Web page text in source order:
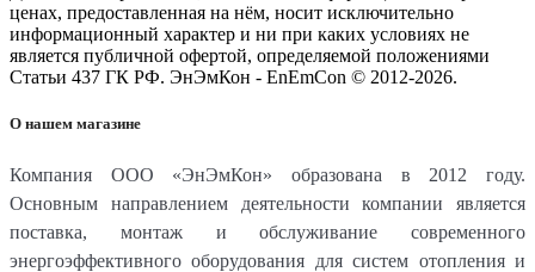
ценах, предоставленная на нём, носит исключительно
информационный характер и ни при каких условиях не
является публичной офертой, определяемой положениями
Статьи 437 ГК РФ. ЭнЭмКон - EnEmCon © 2012-2026.
О нашем магазине
Компания ООО «ЭнЭмКон» образована в 2012 году.
Основным направлением деятельности компании является
поставка, монтаж и обслуживание современного
энергоэффективного оборудования для систем отопления и